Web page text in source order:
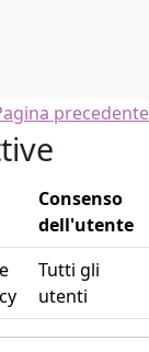
precedente
Consenso
dell'utente
Tutti gli
utenti